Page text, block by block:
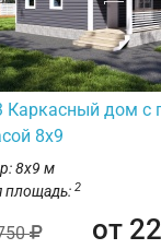
дом с
8х9
8х9 м
площадь: 2
от